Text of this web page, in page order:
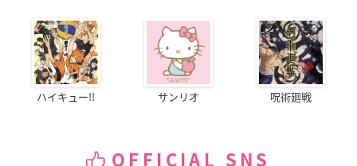
ハイキュー!! サンリオ 呪術廻戦
OFFICIAL SNS